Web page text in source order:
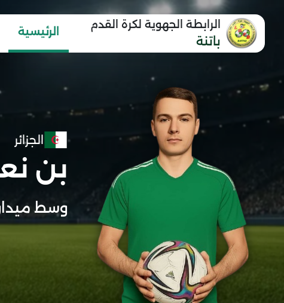
الرابطة الجهوية لكرة القدم
باتنة
الرئيسية
الجزائر
بن
وسط